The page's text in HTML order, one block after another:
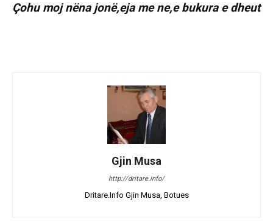
Çohu moj nëna jonë,eja me ne,e bukura e dheut
Gjin Musa
http://dritare.info/
Dritare.Info Gjin Musa, Botues